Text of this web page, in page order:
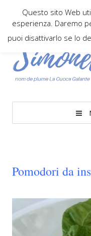
Pomodori da
Questo sito Web
esperienza. Daremo
puoi disattivarlo se lo